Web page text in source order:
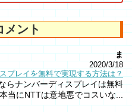
メント
ま
2020/3/18
プレイを無料で実現する方法は？
らナンバーディスプレイは無料
当にNTTは意地悪でコスいな...